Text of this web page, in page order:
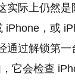
实际上仍然是
，或
过解锁第一
它会检查